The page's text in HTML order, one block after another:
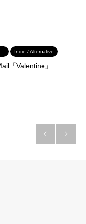
Indie / Alternative
「Valentine」
 